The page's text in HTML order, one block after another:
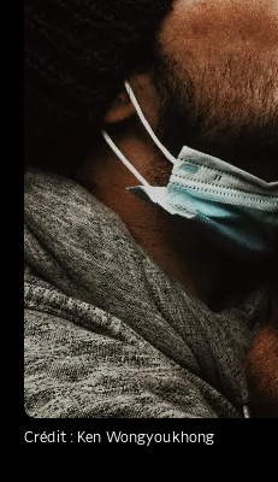
Crédit : Ken Wongyoukhong